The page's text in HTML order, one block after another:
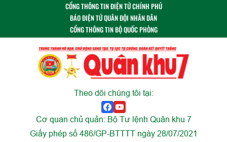
CỔNG THÔNG TIN ĐIỆN TỬ CHÍNH PHỦ
BÁO ĐIỆN TỬ QUÂN ĐỘI NHÂN DÂN
CỔNG THÔNG TIN BỘ QUỐC PHÒNG
Theo dõi chúng tôi tại:
Cơ quan chủ quản: Bộ Tư lệnh Quân khu 7
Giấy phép số 486/GP-BTTTT ngày 28/07/2021